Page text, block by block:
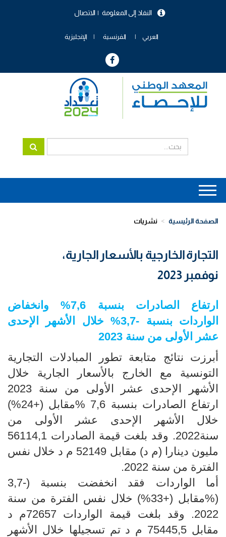
الاتصال النفاذ إلى المعلومة
العربي الفرنسية الإنجليزية
Main
navigation
الصفحة الرئيسية نشريات
التجارة الخارجية بالأسعار الجارية،
نوفمبر 2023
ارتفاع الصادرات بنسبة 7,6
% وانخفاض
الواردات بنسبة -3,7
% خلال الأشهر الإحدى
عشر الأولى من سنة 2023
أبرزت نتائج متابعة تطور المبادلات التجارية
التونسية مع الخارج بالأسعار الجارية خلال
الأشهر الإحدى عشر الأولى من سنة 2023
ارتفاع الصادرات بنسبة 7,6 %مقابل (+24%)
خلال الأشهر الإحدى عشر الأولى من
سنة2022. وقد بلغت قيمة الصادرات 56114,1
مليون دينارا (م د) مقابل 52149 م د خلال نفس
الفترة من سنة 2022.
أما الواردات فقد انخفضت بنسبة (-3,7
(%مقابل (+33%) خلال نفس الفترة من سنة
2022. وقد بلغت قيمة الواردات 72657م د
مقابل 75445,5 م د تم تسجيلها خلال الأشهر